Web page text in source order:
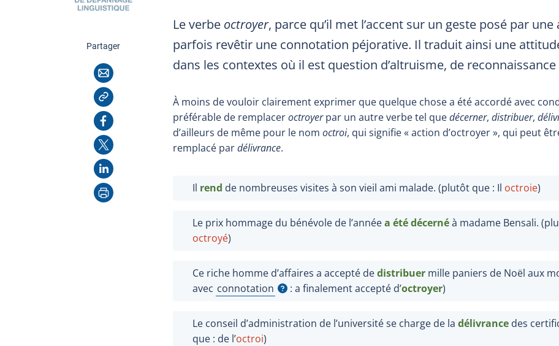
Partagercette page
Courriel
Copier l'adresse
Facebook
X
LinkedIn
Imprimer
Le verbe octroyer, parce qu’il met l’accent sur un geste posé par
parfois revêtir une connotation péjorative. Il traduit ainsi une
dans les contextes où il est question d’altruisme, de
À moins de vouloir clairement exprimer que quelque chose a été accordé avec
préférable de remplaceroctroyerpar un autre verbe tel quedécerner, distribuer,
d’ailleurs de même pour le nom octroi, qui signifie « action d’octroyer », qui peut
remplacé pardélivrance.
Il rend de nombreuses visites à son vieil ami malade. (plutôt que : Il octroie)
Le prix hommage du bénévole de l’annéea été décernéà madame Bensali.
octroyé)
Ce riche homme d’affaires a accepté dedistribuer mille paniers de Noël aux
avec connotation
Afficher l'infobulle: a finalement accepté d’octroyer)
Le conseil d’administration de l’université se charge de la délivrance des
que : de l’octroi)